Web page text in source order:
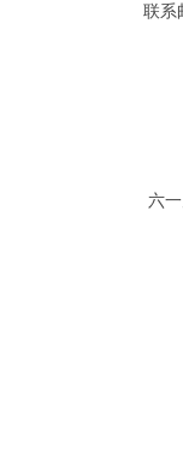
联系
六